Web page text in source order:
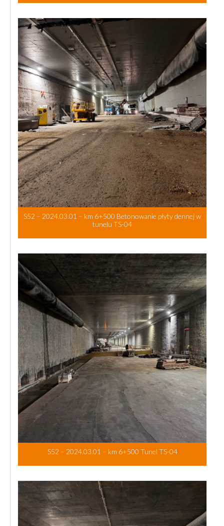
S52 – 2024.03.01 – km 6+500 Betonowanie płyty dennej w
tunelu TS-04
S52 – 2024.03.01 – km 6+500 Tunel TS-04